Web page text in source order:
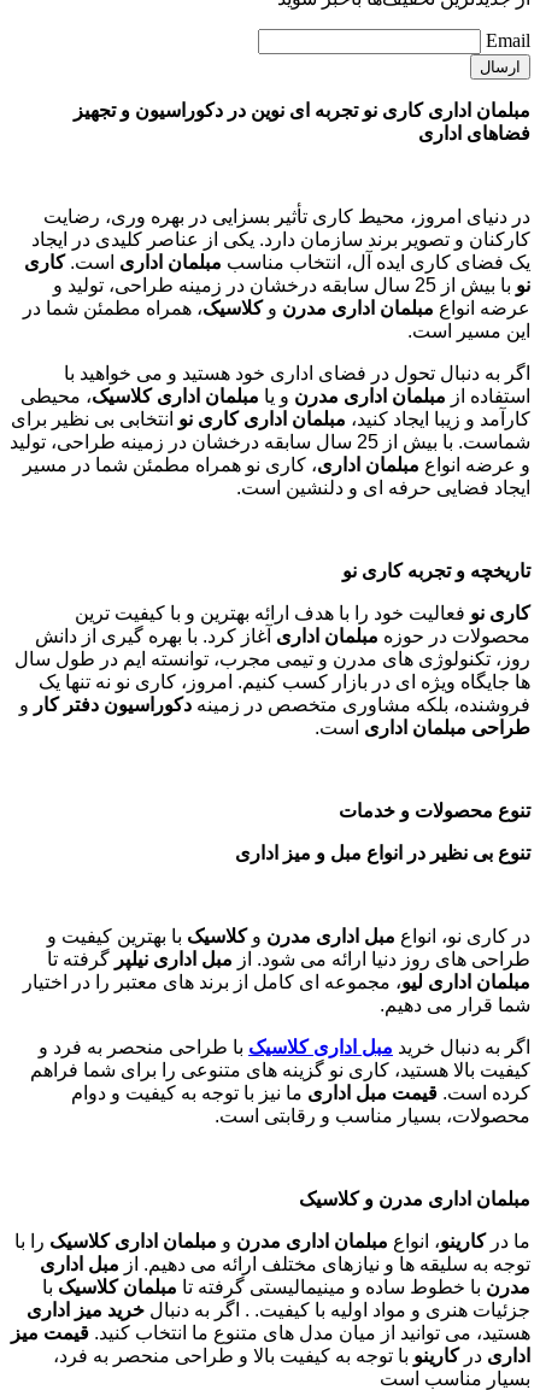
Email
مبلمان اداری کاری نو تجربه ای نوین در دکوراسیون و تجهیز
فضاهای اداری
در دنیای امروز، محیط کاری تأثیر بسزایی در بهره وری، رضایت
کارکنان و تصویر برند سازمان دارد. یکی از عناصر کلیدی در ایجاد
یک فضای کاری ایده آل، انتخاب مناسب مبلمان اداری است.کاری
نو
با بیش از 25 سال سابقه درخشان در زمینه طراحی، تولید و
عرضه انواع مبلمان اداری مدرن وکلاسیک، همراه مطمئن شما در
این مسیر است.
اگر به دنبال تحول در فضای اداری خود هستید و می خواهید با
استفاده از مبلمان اداری مدرن و یا مبلمان اداری کلاسیک، محیطی
کارآمد و زیبا ایجاد کنید، مبلمان اداری کاری نو انتخابی بی نظیر برای
شماست. با بیش از 25 سال سابقه درخشان در زمینه طراحی، تولید
و عرضه انواع مبلمان اداری، کاری نو همراه مطمئن شما در مسیر
ایجاد فضایی حرفه ای و دلنشین است.
تاریخچه و تجربه کاری نو
کاری نو فعالیت خود را با هدف ارائه بهترین و با کیفیت ترین
محصولات در حوزه مبلمان اداری آغاز کرد. با بهره گیری از دانش
روز، تکنولوژی های مدرن و تیمی مجرب، توانسته ایم در طول سال
ها جایگاه ویژه ای در بازار کسب کنیم. امروز، کاری نو نه تنها یک
فروشنده، بلکه مشاوری متخصص در زمینه دکوراسیون دفتر کار و
طراحی مبلمان اداری است.
تنوع محصولات و خدمات
تنوع بی نظیر در انواع مبل و میز اداری
در کاری نو، انواع مبل اداری مدرن وکلاسیک با بهترین کیفیت و
طراحی های روز دنیا ارائه می شود. از مبل اداری نیلپر گرفته تا
مبلمان اداری لیو، مجموعه ای کامل از برند های معتبر را در اختیار
شما قرار می دهیم.
اگر به دنبال خرید مبل اداری کلاسیک با طراحی منحصر به فرد و
کیفیت بالا هستید، کاری نو گزینه های متنوعی را برای شما فراهم
کرده است. قیمت مبل اداری ما نیز با توجه به کیفیت و دوام
محصولات، بسیار مناسب و رقابتی است.
مبلمان اداری مدرن و کلاسیک
ما درکارینو، انواع مبلمان اداری مدرن و مبلمان اداری کلاسیک را با
توجه به سلیقه ها و نیازهای مختلف ارائه می دهیم. از مبل اداری
مدرن با خطوط ساده و مینیمالیستی گرفته تا مبلمان کلاسیک با
جزئیات هنری و مواد اولیه با کیفیت. . اگر به دنبال خرید میز اداری
هستید، می توانید از میان مدل های متنوع ما انتخاب کنید. قیمت میز
اداری درکارینو با توجه به کیفیت بالا و طراحی منحصر به فرد،
بسیار مناسب است